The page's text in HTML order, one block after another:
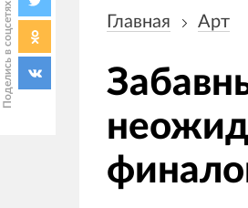
Поделись в соцсетях навигации
Главная Арт